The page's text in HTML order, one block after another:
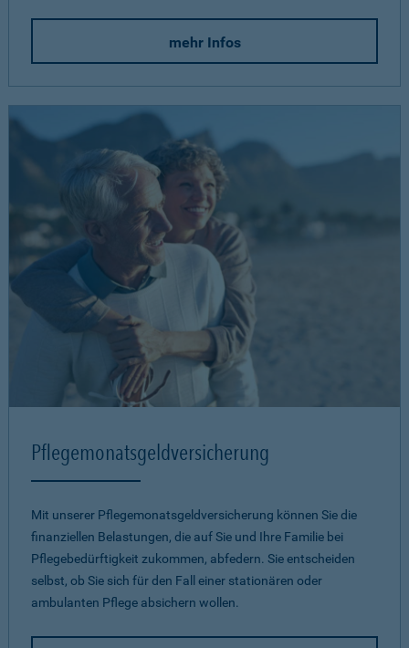
mehr Infos
Pflegemonatsgeld­versicherung
Mit unserer Pflegemonatsgeld­versicherung können Sie die
finanziellen Belastungen, die auf Sie und Ihre Familie bei
Pflegebedürftigkeit zukommen, abfedern. Sie entscheiden
selbst, ob Sie sich für den Fall einer stationären oder
ambulanten Pflege absichern wollen.